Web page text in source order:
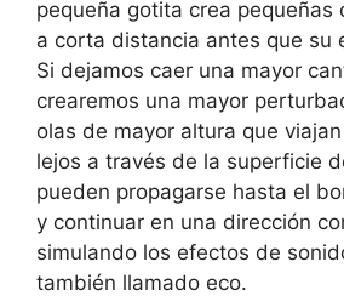
pequeña gotita crea pequeñas
a corta distancia antes que su
Si dejamos caer una mayor
crearemos una mayor
olas de mayor altura que
lejos a través de la superficie
pueden propagarse hasta el
y continuar en una dirección
simulando los efectos de
también llamado eco.